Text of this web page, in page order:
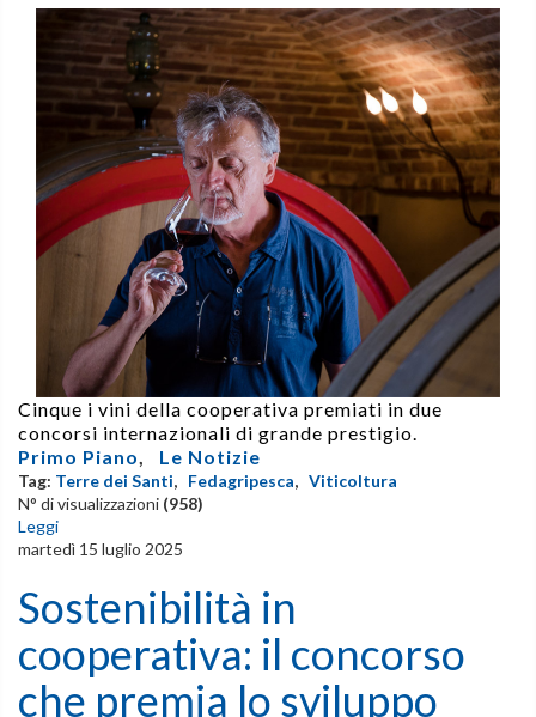
Cinque i vini della cooperativa premiati in due
concorsi internazionali di grande prestigio.
Primo Piano
Le Notizie
Tag: Terre dei Santi, Fedagripesca, Viticoltura
N° di visualizzazioni (958)
Leggi
martedì 15 luglio 2025
Sostenibilità in
cooperativa: il concorso
che premia lo sviluppo